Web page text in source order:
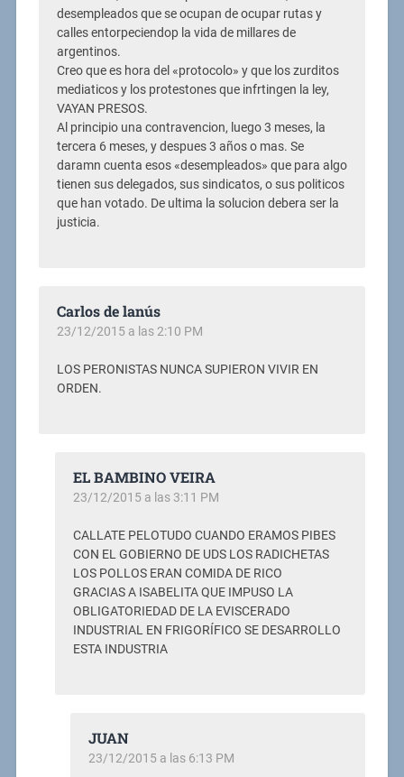
desempleados que se ocupan de ocupar rutas y
calles entorpeciendop la vida de millares de
argentinos.
Creo que es hora del «protocolo» y que los zurditos
mediaticos y los protestones que infrtingen la ley,
VAYAN PRESOS.
Al principio una contravencion, luego 3 meses, la
tercera 6 meses, y despues 3 años o mas. Se
daramn cuenta esos «desempleados» que para algo
tienen sus delegados, sus sindicatos, o sus politicos
que han votado. De ultima la solucion debera ser la
justicia.
Carlos de lanús
23/12/2015 a las 2:10 PM
LOS PERONISTAS NUNCA SUPIERON VIVIR EN
ORDEN.
EL BAMBINO VEIRA
23/12/2015 a las 3:11 PM
CALLATE PELOTUDO CUANDO ERAMOS PIBES
CON EL GOBIERNO DE UDS LOS RADICHETAS
LOS POLLOS ERAN COMIDA DE RICO
GRACIAS A ISABELITA QUE IMPUSO LA
OBLIGATORIEDAD DE LA EVISCERADO
INDUSTRIAL EN FRIGORÍFICO SE DESARROLLO
ESTA INDUSTRIA
JUAN
23/12/2015 a las 6:13 PM